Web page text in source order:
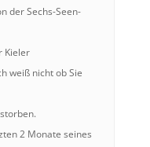
der Sechs-Seen-
Kieler
weiß nicht ob Sie
2 Monate seines